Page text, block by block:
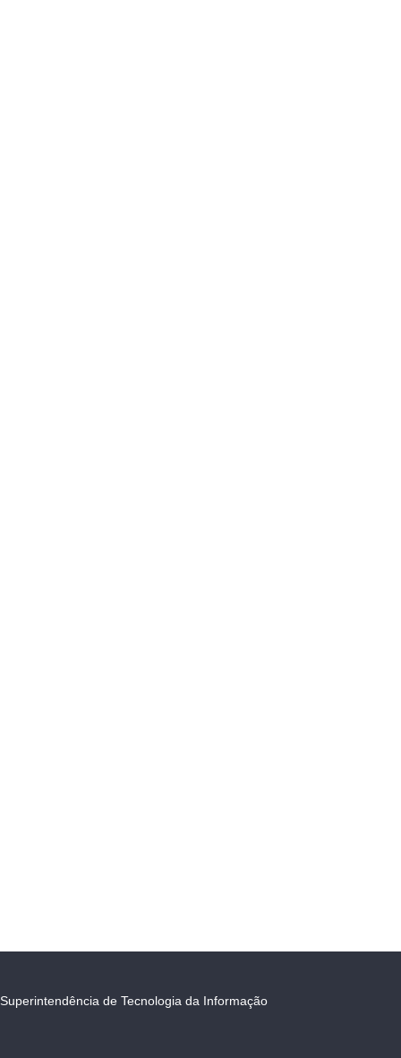
Superintendência de Tecnologia da Informação